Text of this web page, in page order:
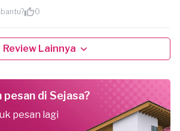
0
Review Lainnya
pesan di Sejasa?
pesan lagi